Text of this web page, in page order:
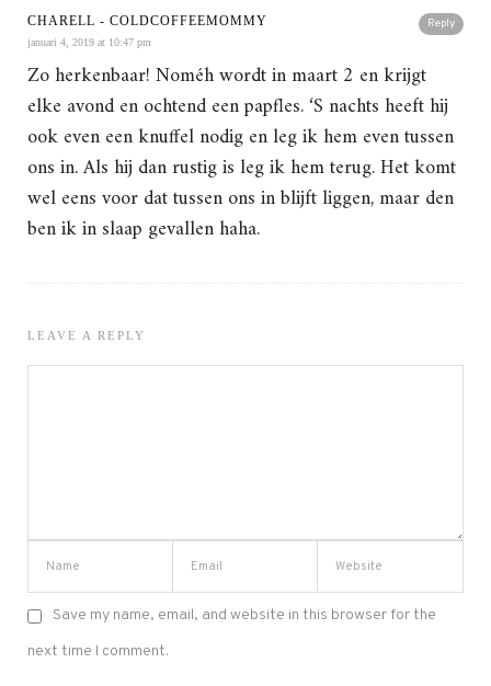
Reply
CHARELL - COLDCOFFEEMOMMY
januari 4, 2019 at 10:47 pm
Zo herkenbaar! Noméh wordt in maart 2 en krijgt
elke avond en ochtend een papfles. ‘S nachts heeft hij
ook even een knuffel nodig en leg ik hem even tussen
ons in. Als hij dan rustig is leg ik hem terug. Het komt
wel eens voor dat tussen ons in blijft liggen, maar den
ben ik in slaap gevallen haha.
LEAVE A REPLY
Save my name, email, and website in this browser for the
next time I comment.